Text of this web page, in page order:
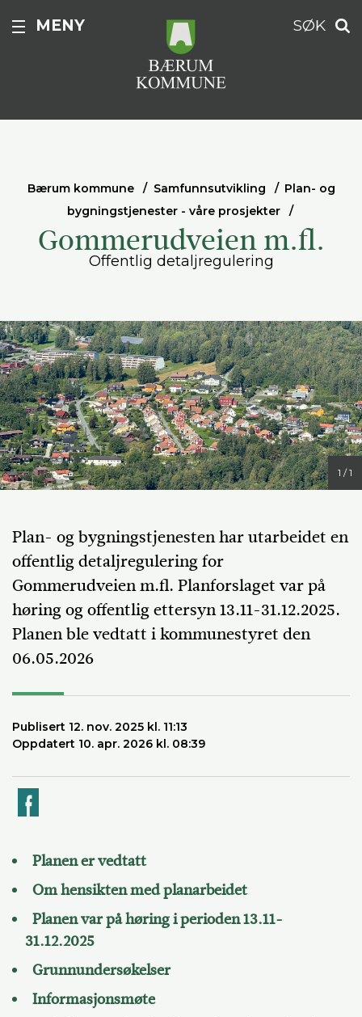
MENY SØK
Bærum kommune Samfunnsutvikling
Plan- og
bygningstjenester - våre prosjekter
Gommerudveien m.fl.
Offentlig detaljregulering
1 / 1
Plan- og bygningstjenesten har utarbeidet en
offentlig detaljregulering for
Gommerudveien m.fl. Planforslaget var på
høring og offentlig ettersyn 13.11-31.12.2025.
Planen ble vedtatt i kommunestyret den
06.05.2026
Publisert 12. nov. 2025 kl. 11:13
Oppdatert 10. apr. 2026 kl. 08:39
Planen er vedtatt
Om hensikten med planarbeidet
Planen var på høring i perioden 13.11-
31.12.2025
Grunnundersøkelser
Informasjonsmøte